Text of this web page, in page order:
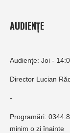
AUDIENȚE
Audienţe: Joi -
Director Lucian
-
Programări:
minim o zi înainte